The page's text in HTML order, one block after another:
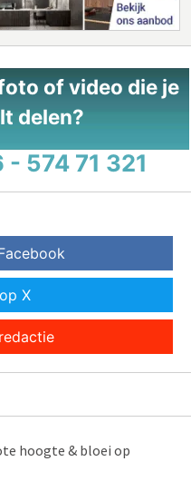
of video die je
delen?
- 574 71 321
X
hoogte & bloei op